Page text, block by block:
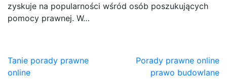
zyskuje na popularności wśród osób poszukujących
pomocy prawnej. W…
Nawigacja
Tanie porady prawne
online
Porady prawne online
prawo budowlane